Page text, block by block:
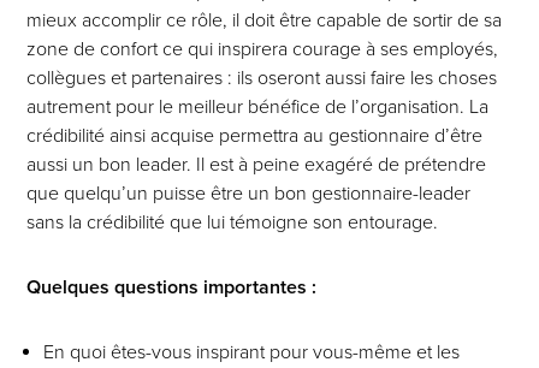
mieux accomplir ce rôle, il doit être capable de sortir de sa
zone de confort ce qui inspirera courage à ses employés,
collègues et partenaires : ils oseront aussi faire les choses
autrement pour le meilleur bénéfice de l’organisation. La
crédibilité ainsi acquise permettra au gestionnaire d’être
aussi un bon leader. Il est à peine exagéré de prétendre
que quelqu’un puisse être un bon gestionnaire-leader
sans la crédibilité que lui témoigne son entourage.
Quelques questions importantes :
En quoi êtes-vous inspirant pour vous-même et les